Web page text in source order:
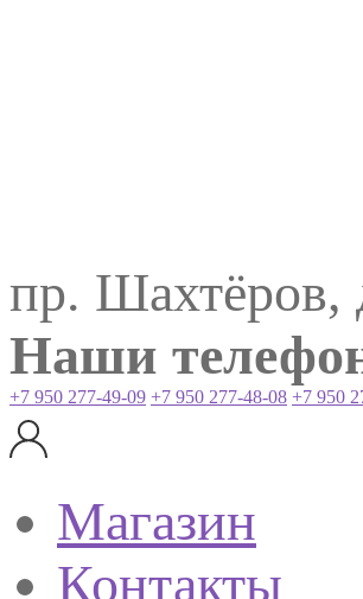
пр. Шахтёров,
Наши
+7 950 277-49-09 +7 950 277-48-08 +7 950
Магазин
Контакты